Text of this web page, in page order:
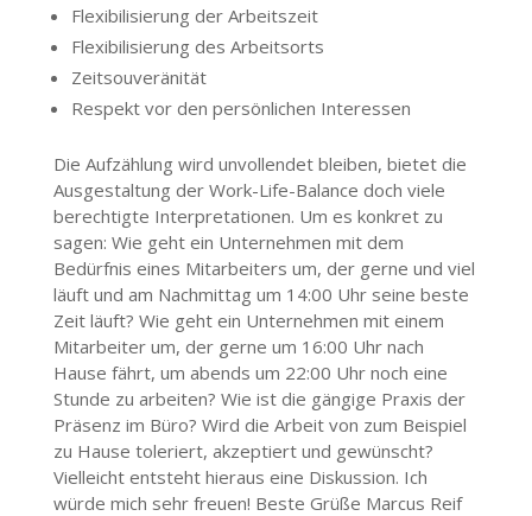
Flexibilisierung der Arbeitszeit
Flexibilisierung des Arbeitsorts
Zeitsouveränität
Respekt vor den persönlichen Interessen
Die Aufzählung wird unvollendet bleiben, bietet die
Ausgestaltung der Work-Life-Balance doch viele
berechtigte Interpretationen. Um es konkret zu
sagen: Wie geht ein Unternehmen mit dem
Bedürfnis eines Mitarbeiters um, der gerne und viel
läuft und am Nachmittag um 14:00 Uhr seine beste
Zeit läuft? Wie geht ein Unternehmen mit einem
Mitarbeiter um, der gerne um 16:00 Uhr nach
Hause fährt, um abends um 22:00 Uhr noch eine
Stunde zu arbeiten? Wie ist die gängige Praxis der
Präsenz im Büro? Wird die Arbeit von zum Beispiel
zu Hause toleriert, akzeptiert und gewünscht?
Vielleicht entsteht hieraus eine Diskussion. Ich
würde mich sehr freuen! Beste Grüße Marcus Reif